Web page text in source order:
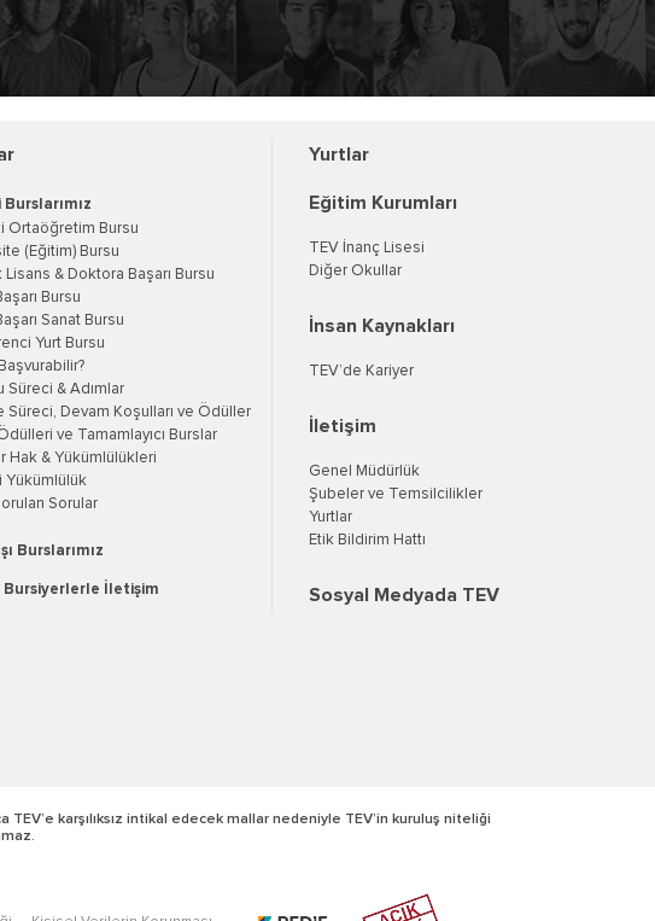
Ortaöğretim Bursu
(Eğitim) Bursu
Lisans & Doktora Başarı Bursu
Bursu
Sanat Bursu
Yurt Bursu
Süreci & Adımlar
Süreci, Devam Koşulları ve Ödüller
ve Tamamlayıcı Burslar
Hak & Yükümlülükleri
Yükümlülük
Sorular
Burslarımız
Bursiyerlerle İletişim
Yurtlar
Eğitim Kurumları
TEV İnanç Lisesi
Diğer Okullar
İnsan Kaynakları
TEV’de Kariyer
İletişim
Genel Müdürlük
Şubeler ve Temsilcilikler
Yurtlar
Etik Bildirim Hattı
Sosyal Medyada TEV
karşılıksız intikal edecek mallar nedeniyle TEV’in kuruluş niteliği